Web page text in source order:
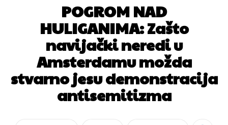
POGROM NAD
HULIGANIMA: Zašto
navijački neredi u
Amsterdamu možda
stvarno jesu demonstracija
antisemitizma